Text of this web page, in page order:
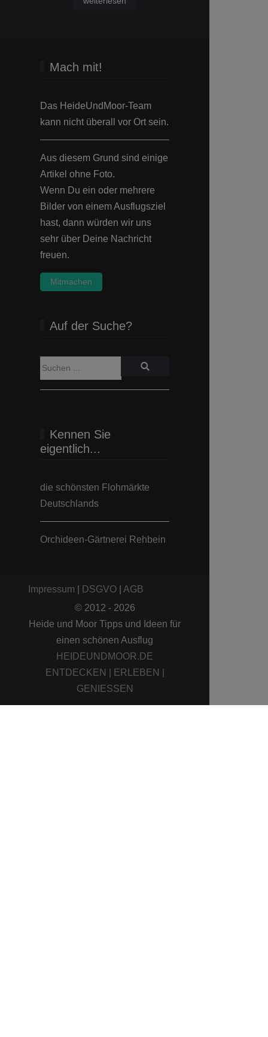
Mach mit!
Das HeideUndMoor-Team
kann nicht überall vor Ort sein.
Aus diesem Grund sind einige
Artikel ohne Foto.
Wenn Du ein oder mehrere
Bilder von einem Ausflugsziel
hast, dann würden wir uns
sehr über Deine Nachricht
freuen.
Mitmachen
Auf der Suche?
Kennen Sie
eigentlich...
die schönsten Flohmärkte
Deutschlands
Orchideen-Gärtnerei Rehbein
Impressum DSGVO
AGB
© 2012 - 2026
Heide und Moor Tipps und Ideen für
einen schönen Ausflug
HEIDEUNDMOOR.DE
ENTDECKEN | ERLEBEN |
GENIESSEN